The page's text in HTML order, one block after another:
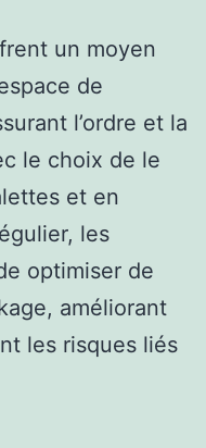
un moyen
de
l’ordre et la
le choix de le
et en
les
optimiser de
améliorant
les risques liés